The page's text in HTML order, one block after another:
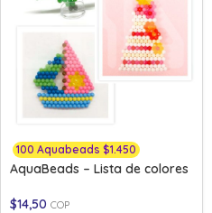
100 Aquabeads $1.450
AquaBeads – Lista de colores
$14,50 COP